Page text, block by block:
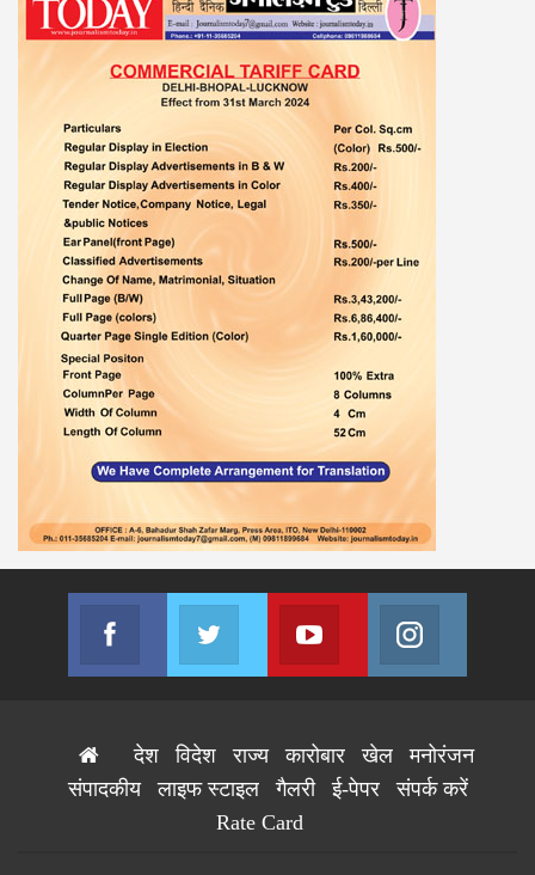
Facebook
Join us on Facebook
Twitter
Join us on Twitter
Youtube
Join us on Youtube
देश विदेश राज्य कारोबार खेल
मनोरंजन
संपादकीय
लाइफ स्टाइल गैलरी ई-पेपर
संपर्क करें
Rate Card